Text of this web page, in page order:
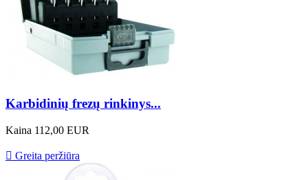
Karbidinių frezų rinkinys...
Kaina 112,00 EUR
 Greita peržiūra